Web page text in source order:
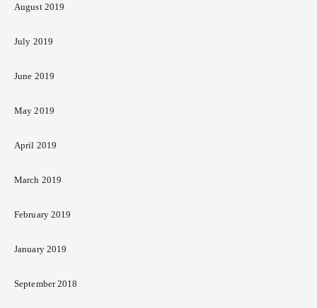
August 2019
July 2019
June 2019
May 2019
April 2019
March 2019
February 2019
January 2019
September 2018